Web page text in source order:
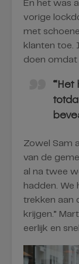
En het was
vorige
met
klanten toe.
doen omdat
Zowel Sam
van de
al na twee
hadden.
trekken aan
krijgen.”
eerlijk en